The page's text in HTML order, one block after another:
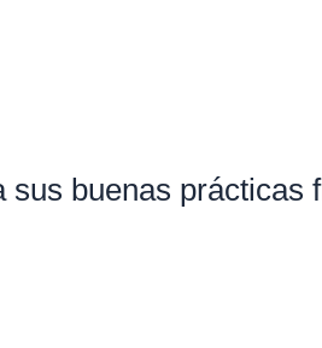
buenas prácticas